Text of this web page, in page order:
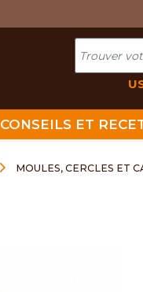
CONSEILS ET
MOULES, CERCLES ET